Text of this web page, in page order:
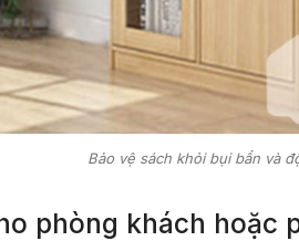
Bảo vệ sách khỏi bụi bẩn và
phòng khách hoặc